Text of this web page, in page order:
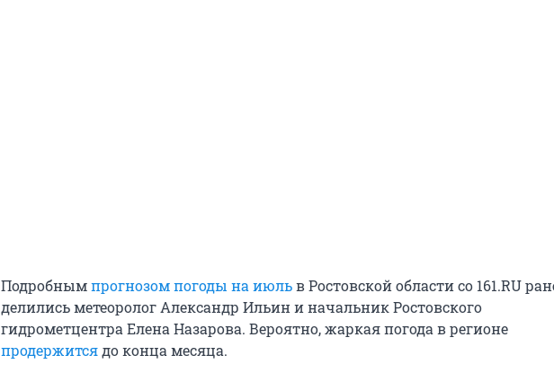
Подробнымпрогнозом погоды на июльв Ростовской области со 161.RU
делились метеоролог Александр Ильин и начальник Ростовского
гидрометцентра Елена Назарова. Вероятно, жаркая погода в регионе
продержитсядо конца месяца.